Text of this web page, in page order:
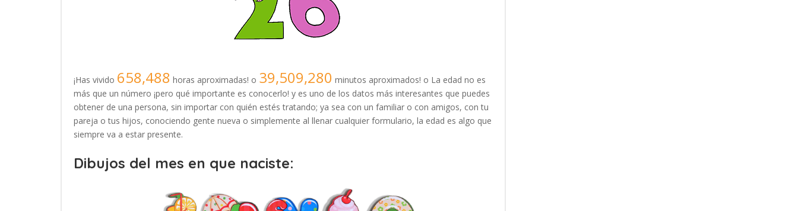
¡Has vivido 658,488 horas aproximadas! o 39,509,280 minutos aproximados! o La edad no es
más que un número ¡pero qué importante es conocerlo! y es uno de los datos más interesantes que puedes
obtener de una persona, sin importar con quién estés tratando; ya sea con un familiar o con amigos, con tu
pareja o tus hijos, conociendo gente nueva o simplemente al llenar cualquier formulario, la edad es algo que
siempre va a estar presente.
Dibujos del mes en que naciste: